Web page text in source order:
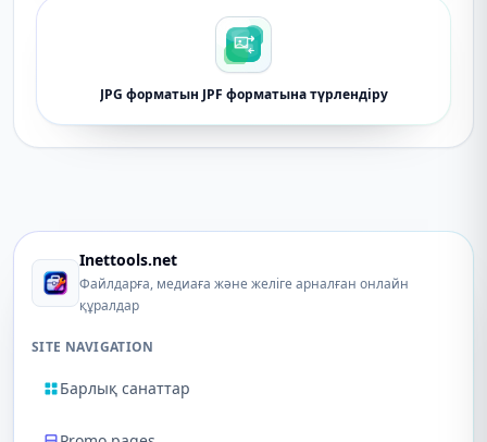
JPG форматын JPF форматына түрлендіру
Inettools.net
Файлдарға, медиаға және желіге арналған онлайн
құралдар
SITE NAVIGATION
Барлық санаттар